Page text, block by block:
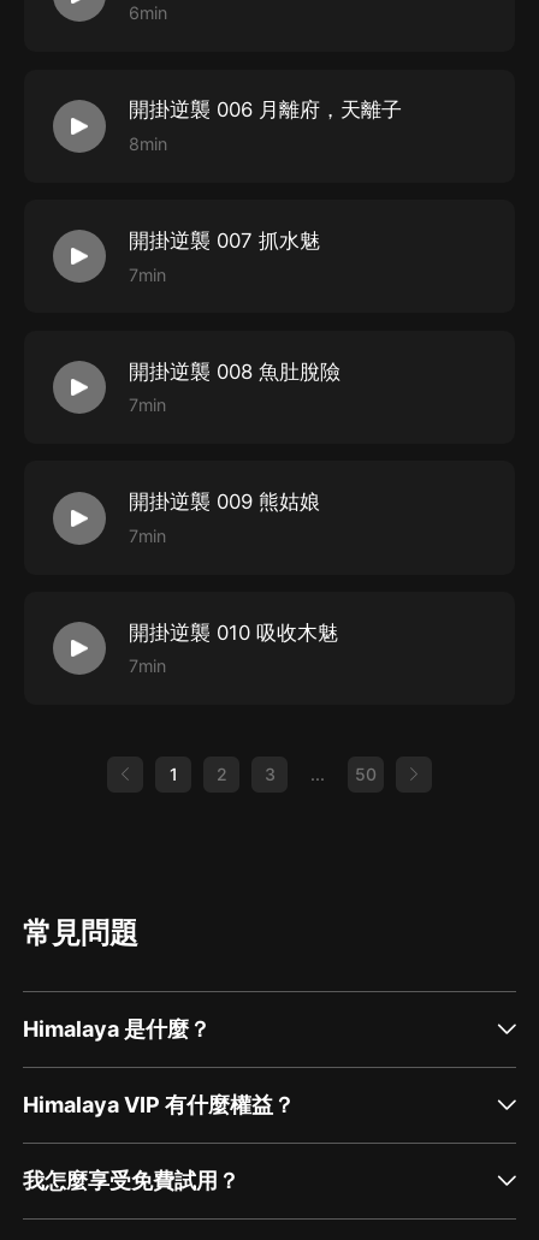
6min
開掛逆襲 006 月離府，天離子
8min
開掛逆襲 007 抓水魅
7min
開掛逆襲 008 魚肚脫險
7min
開掛逆襲 009 熊姑娘
7min
開掛逆襲 010 吸收木魅
7min
1 2 3 ... 50
常見問題
Himalaya 是什麼？
Himalaya VIP 有什麼權益？
我怎麼享受免費試用？